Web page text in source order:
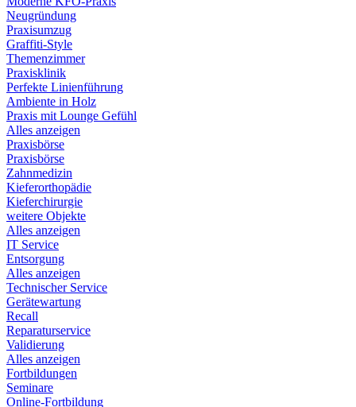
Neugründung
Praxisumzug
Graffiti-Style
Themenzimmer
Praxisklinik
Perfekte Linienführung
Ambiente in Holz
Praxis mit Lounge Gefühl
Alles anzeigen
Praxisbörse
Praxisbörse
Zahnmedizin
Kieferorthopädie
Kieferchirurgie
weitere Objekte
Alles anzeigen
IT Service
Entsorgung
Alles anzeigen
Technischer Service
Gerätewartung
Recall
Reparaturservice
Validierung
Alles anzeigen
Fortbildungen
Seminare
Online-Fortbildung